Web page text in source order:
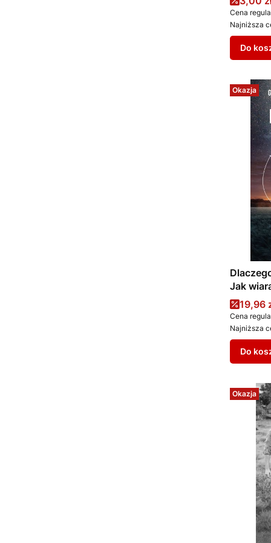
Cena
Najniższa
Do
Okazja
Jak
Cena
19,96
Cena
Najniższa
Do
Okazja